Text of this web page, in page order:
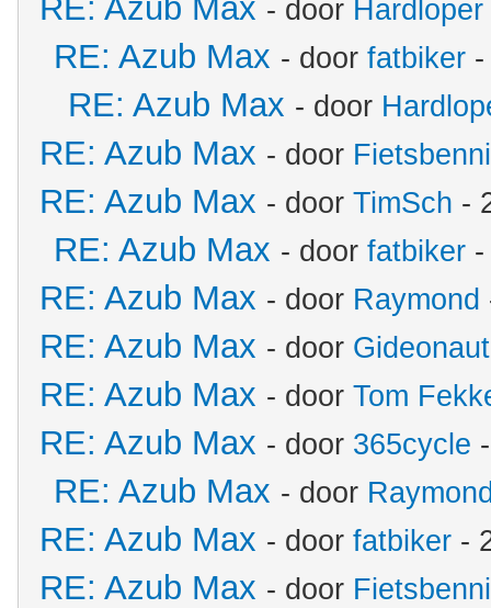
RE: Azub Max - door Hardloper
RE: Azub Max - door fatbiker
RE: Azub Max - door
RE: Azub Max - door
RE: Azub Max - door TimSch -
RE: Azub Max - door fatbiker
RE: Azub Max - door Raymond
RE: Azub Max - door Gideonaut
RE: Azub Max - door Tom
RE: Azub Max - door 365cycle
RE: Azub Max - door
RE: Azub Max - door fatbiker -
RE: Azub Max - door